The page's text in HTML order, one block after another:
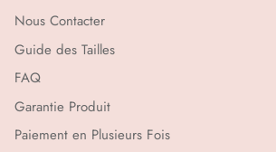
Nous Contacter
Guide des Tailles
FAQ
Garantie Produit
Paiement en Plusieurs Fois